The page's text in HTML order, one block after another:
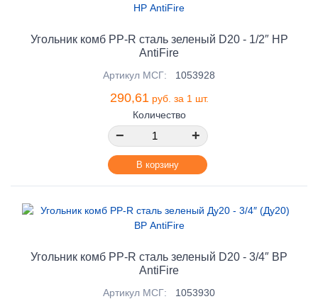
Угольник комб PP-R сталь зеленый D20 - 1/2″ НР
AntiFire
Артикул МСГ: 1053928
290,61 руб. за 1 шт.
Количество
− +
В корзину
Угольник комб PP-R сталь зеленый D20 - 3/4″ ВР
AntiFire
Артикул МСГ: 1053930